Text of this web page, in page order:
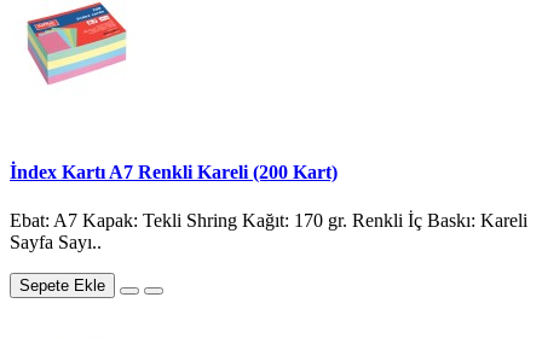
İndex Kartı A7 Renkli Kareli (200 Kart)
Ebat: A7 Kapak: Tekli Shring Kağıt: 170 gr. Renkli İç Baskı: Kareli
Sayfa Sayı..
Sepete Ekle